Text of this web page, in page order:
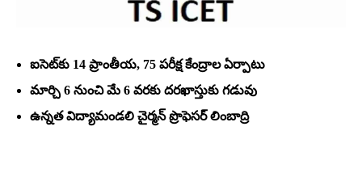
ఐసెట్‌కు 14 ప్రాంతీయ, 75 పరీక్ష కేంద్రాల ఏర్పాటు
మార్చి 6 నుంచి మే 6 వరకు దరఖాస్తుకు గడువు
ఉన్నత విద్యామండలి చైర్మన్‌ ప్రొఫెసర్‌ లింబాద్రి